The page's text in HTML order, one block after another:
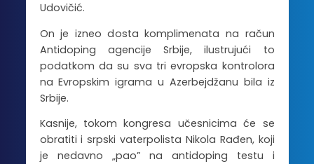
Udovičić.
On je izneo dosta komplimenata na račun
Antidoping agencije Srbije, ilustrujući to
podatkom da su sva tri evropska kontrolora
na Evropskim igrama u Azerbejdžanu bila iz
Srbije.
Kasnije, tokom kongresa učesnicima će se
obratiti i srpski vaterpolista Nikola Rađen, koji
je nedavno „pao” na antidoping testu i